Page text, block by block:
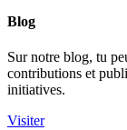
Blog
Sur notre blog, tu
contributions et
initiatives.
Visiter